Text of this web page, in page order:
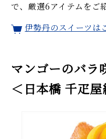
で、厳選6アイテムをご
伊勢丹のスイーツは
マンゴーのバラ
＜日本橋 千疋